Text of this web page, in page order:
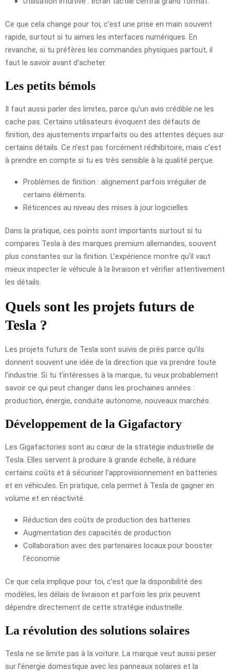
Ce que cela change pour toi, c’est une prise en main souvent
rapide, surtout si tu aimes les interfaces numériques. En
revanche, si tu préfères les commandes physiques partout, il
faut le savoir avant d’acheter.
Les petits bémols
Il faut aussi parler des limites, parce qu’un avis crédible ne les
cache pas. Certains utilisateurs évoquent des défauts de
finition, des ajustements imparfaits ou des attentes déçues sur
certains détails. Ce n’est pas forcément rédhibitoire, mais c’est
à prendre en compte si tu es très sensible à la qualité perçue.
Problèmes de finition : alignement parfois irrégulier de
certains éléments.
Réticences au niveau des mises à jour logicielles.
Dans la pratique, ces points sont importants surtout si tu
compares Tesla à des marques premium allemandes, souvent
plus constantes sur la finition. L’expérience montre qu’il vaut
mieux inspecter le véhicule à la livraison et vérifier attentivement
les détails.
Quels sont les projets futurs de
Tesla ?
Les projets futurs de Tesla sont suivis de près parce qu’ils
donnent souvent une idée de la direction que va prendre toute
l’industrie. Si tu t’intéresses à la marque, tu veux probablement
savoir ce qui peut changer dans les prochaines années :
production, énergie, conduite autonome, nouveaux marchés.
Développement de la Gigafactory
Les Gigafactories sont au cœur de la stratégie industrielle de
Tesla. Elles servent à produire à grande échelle, à réduire
certains coûts et à sécuriser l’approvisionnement en batteries
et en véhicules. En pratique, cela permet à Tesla de gagner en
volume et en réactivité.
Réduction des coûts de production des batteries
Augmentation des capacités de production
Collaboration avec des partenaires locaux pour booster
l’économie
Ce que cela implique pour toi, c’est que la disponibilité des
modèles, les délais de livraison et parfois les prix peuvent
dépendre directement de cette stratégie industrielle.
La révolution des solutions solaires
Tesla ne se limite pas à la voiture. La marque veut aussi peser
sur l’énergie domestique avec les panneaux solaires et la